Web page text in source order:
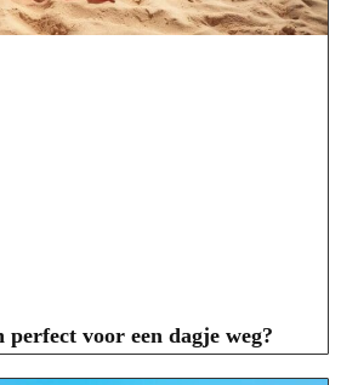
voor een dagje weg?